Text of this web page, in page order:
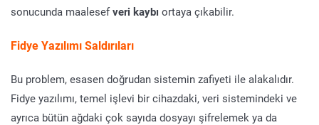
sonucunda maalesefveri kaybı ortaya çıkabilir.
Fidye Yazılımı Saldırıları
Bu problem, esasen doğrudan sistemin zafiyeti ile alakalıdır.
Fidye yazılımı, temel işlevi bir cihazdaki, veri sistemindeki ve
ayrıca bütün ağdaki çok sayıda dosyayı şifrelemek ya da